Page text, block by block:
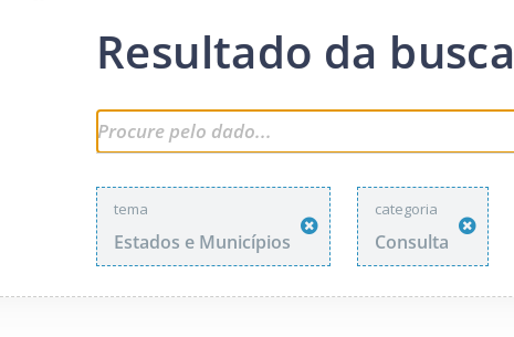
Resultado da busca
tema
Estados e Municípios
categoria
Consulta